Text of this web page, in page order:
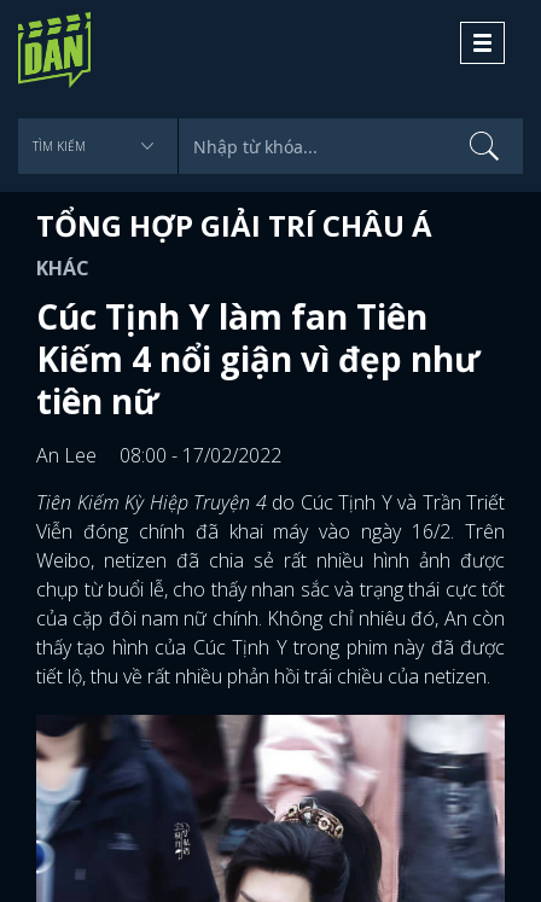
Toggle
TỔNG HỢP GIẢI TRÍ CHÂU Á
KHÁC
Cúc Tịnh Y làm fan Tiên
Kiếm 4 nổi giận vì đẹp như
tiên nữ
An Lee
08:00 - 17/02/2022
Tiên Kiếm Kỳ Hiệp Truyện 4 do Cúc Tịnh Y và Trần Triết
Viễn đóng chính đã khai máy vào ngày 16/2. Trên
Weibo, netizen đã chia sẻ rất nhiều hình ảnh được
chụp từ buổi lễ, cho thấy nhan sắc và trạng thái cực tốt
của cặp đôi nam nữ chính. Không chỉ nhiêu đó, An còn
thấy tạo hình của Cúc Tịnh Y trong phim này đã được
tiết lộ, thu về rất nhiều phản hồi trái chiều của netizen.